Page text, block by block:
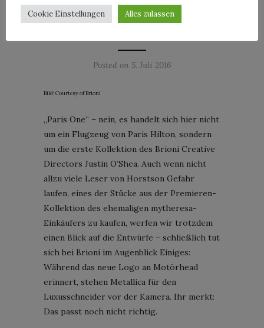
„PARIS ONE“ – JUSTIN
Posted on 5. Juli 2016
Bild: Courtesy of Brioni
„Paris One“ – nein, es handelt sich hier nicht
um ein Flugzeug von Paris Hilton, sondern
um die erste Kollektion des Brioni Creative
Directors Justin O’Shea. Auch wenn nicht
allzu viele Leser von Horstson Gefahr
laufen, eines der Stücke aus der Premieren-
Kollektion des ehemaligen mytheresa-
Einkäufers zu kaufen, werfen wir trotzdem
einen Blick auf die Entwürfe – schließlich tut
sich bei Brioni im Augenblick Einiges:
Während das neue Logo an Motörhead
erinnert, stehen Metallica für den
Luxusschneider vor der Kamera. Ihr merkt:
Das passt noch nicht richtig.
Cookie Einstellungen Alles zulassen